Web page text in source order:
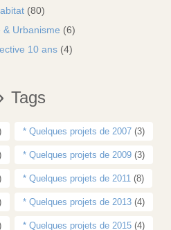
(80)
& Urbanisme (6)
10 ans (4)
Tags
* Quelques projets de 2007 (3)
* Quelques projets de 2009 (3)
* Quelques projets de 2011 (8)
* Quelques projets de 2013 (4)
* Quelques projets de 2015 (4)